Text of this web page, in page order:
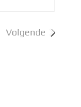
Volgende